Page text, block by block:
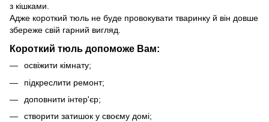
з кішками.
Адже короткий тюль не буде провокувати тваринку й він довше
збереже свій гарний вигляд.
Короткий тюль допоможе Вам:
освіжити кімнату;
підкреслити ремонт;
доповнити інтер'єр;
створити затишок у своєму домі;